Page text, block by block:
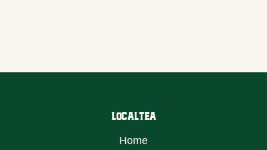
LocalTea
Home